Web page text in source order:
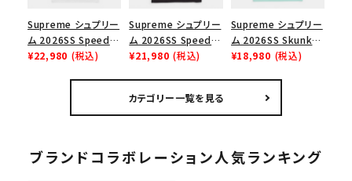
Supreme シュプリー
ム 2026SS Speed
Tee スピードTシャツ
¥22,980 (税込)
Supreme シュプリー
ム 2026SS Speed
Tee スピードTシャツ
¥21,980 (税込)
Supreme シュプリー
ム 2026SS Skunk
Tee スカンクTシャツ
¥18,980 (税込)
カテゴリー一覧を見る
ブランドコラボレーション人気ランキング